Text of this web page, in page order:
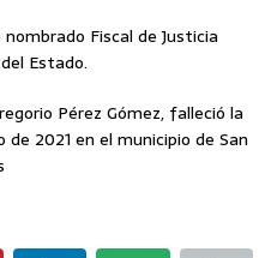
Fiscal de Justicia
Estado.
Pérez Gómez, falleció la
2021 en el municipio de San